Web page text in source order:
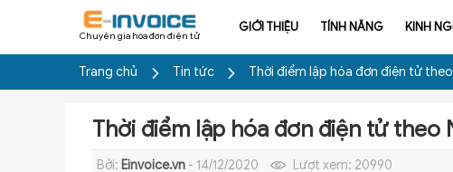
Chuyên gia hóa đơn điện tử
GIỚI THIỆU TÍNH NĂNG KINH
Trang chủ Tin tức Thời điểm lập hóa đơn điện tử
Thời điểm lập hóa đơn điện tử theo
Bởi: Einvoice.vn - 14/12/2020 Lượt xem: 20990